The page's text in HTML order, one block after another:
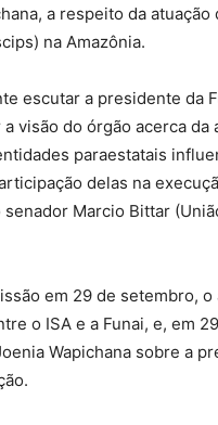
a respeito da
na Amazônia.
escutar a presidente da
visão do órgão acerca
paraestatais
delas na
senador Marcio Bittar
em 29 de setembro,
o ISA e a Funai, e, em
Wapichana sobre a